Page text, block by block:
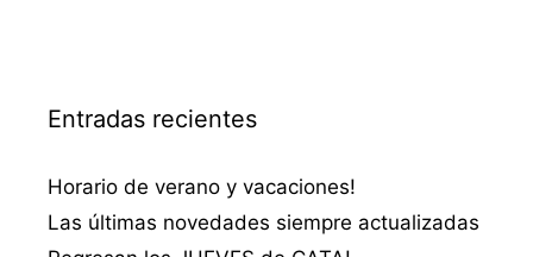
Entradas recientes
Horario de verano y vacaciones!
Las últimas novedades siempre actualizadas